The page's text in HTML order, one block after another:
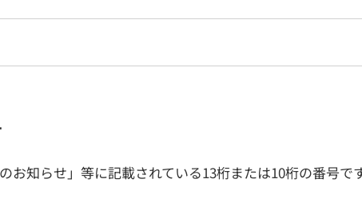
お知らせ」等に記載されている13桁または10桁の番号で